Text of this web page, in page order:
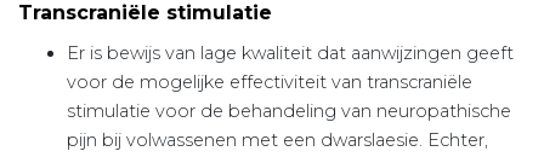
Transcraniële stimulatie
Er is bewijs van lage kwaliteit dat aanwijzingen geeft
voor de mogelijke effectiviteit van transcraniële
stimulatie voor de behandeling van neuropathische
pijn bij volwassenen met een dwarslaesie. Echter,